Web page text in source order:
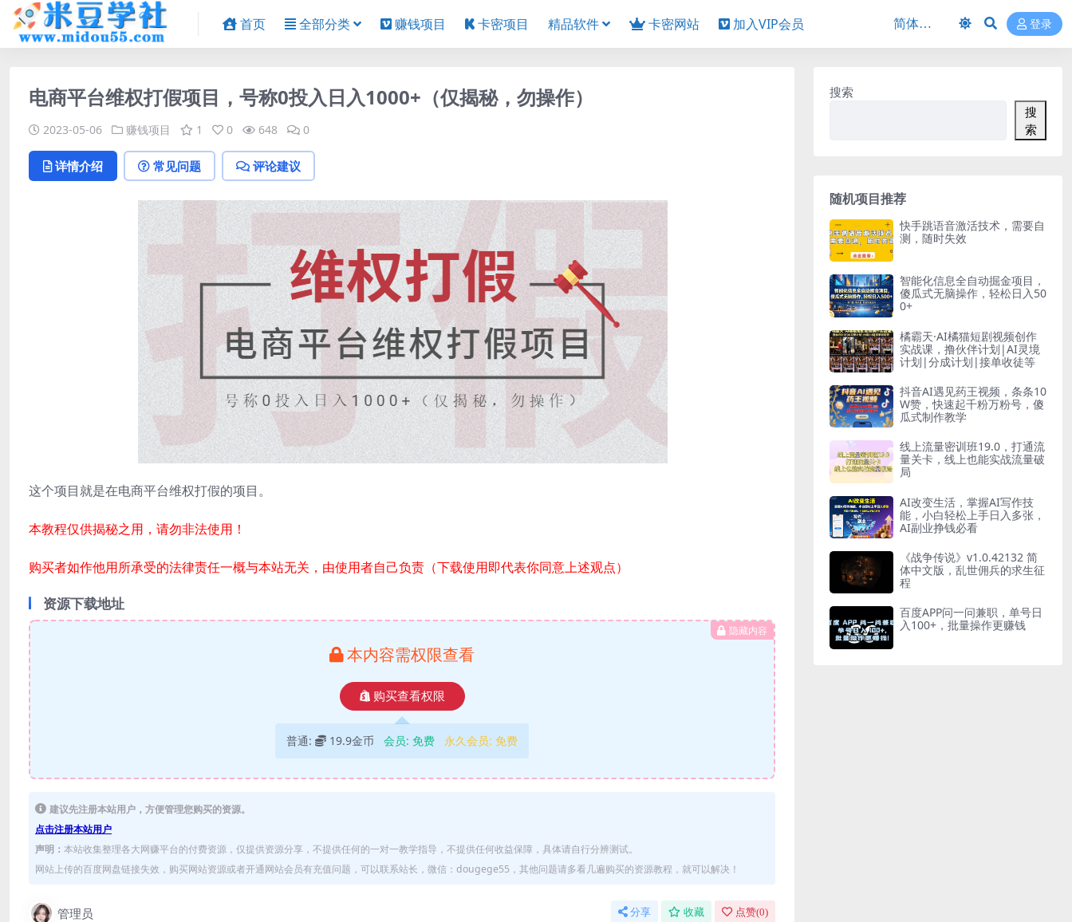
首页 全部分类 赚钱项目 卡密项目 精品软件 卡密网站 加入VIP会员 登录
电商平台维权打假项目，号称0投入日入1000+（仅揭秘，勿操作）
2023-05-06 赚钱项目 1 0 648 0
详情介绍 常见问题 评论建议
这个项目就是在电商平台维权打假的项目。
本教程仅供揭秘之用，请勿非法使用！
购买者如作他用所承受的法律责任一概与本站无关，由使用者自己负责（下载使用即代表你同意上述观点）
资源下载地址
隐藏内容
本内容需权限查看
购买查看权限
普通: 19.9金币 会员: 免费 永久会员: 免费
建议先注册本站用户，方便管理您购买的资源。
点击注册本站用户
声明： 本站收集整理各大网赚平台的付费资源，仅提供资源分享，不提供任何的一对一教学指导，不提供任何收益保障，具体请自行分辨测试。
网站上传的百度网盘链接失效，购买网站资源或者开通网站会员有充值问题，可以联系站长，微信：dougege55，其他问题请多看几遍购买的资源教程，就可以解决！
管理员 分享 收藏 点赞(0)
搜索
搜
索
随机项目推荐
快手跳语音激活技术，需要自
测，随时失效
智能化信息全自动掘金项目，
傻瓜式无脑操作，轻松日入50
0+
橘霸天·AI橘猫短剧视频创作
实战课，撸伙伴计划|AI灵境
计划|分成计划|接单收徒等
抖音AI遇见药王视频，条条10
W赞，快速起千粉万粉号，傻
瓜式制作教学
线上流量密训班19.0，打通流
量关卡，线上也能实战流量破
局
AI改变生活，掌握AI写作技
能，小白轻松上手日入多张，
AI副业挣钱必看
《战争传说》v1.0.42132 简
体中文版，乱世佣兵的求生征
程
百度APP问一问兼职，单号日
入100+，批量操作更赚钱